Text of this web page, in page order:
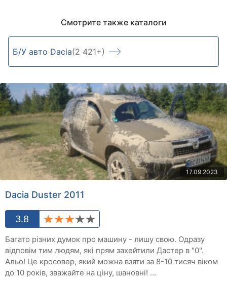
Смотрите также каталоги
Б/У авто Dacia(2 421+)
17.09.2023
Dacia Duster 2011
3.8
Багато різних думок про машину - лишу свою. Одразу
відповім тим людям, які прям захейтили Дастер в "0".
Альо! Це кросовер, який можна взяти за 8-10 тисяч віком
до 10 років, зважайте на ціну, шановні! ...